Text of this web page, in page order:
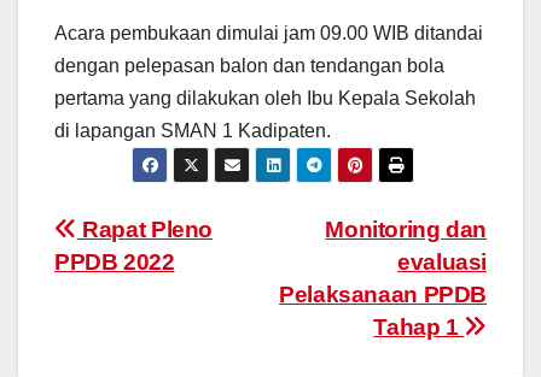
Acara pembukaan dimulai jam 09.00 WIB ditandai
dengan pelepasan balon dan tendangan bola
pertama yang dilakukan oleh Ibu Kepala Sekolah
di lapangan SMAN 1 Kadipaten.
Monitoring dan
evaluasi
Pelaksanaan PPDB
Tahap 1
Rapat Pleno
PPDB 2022